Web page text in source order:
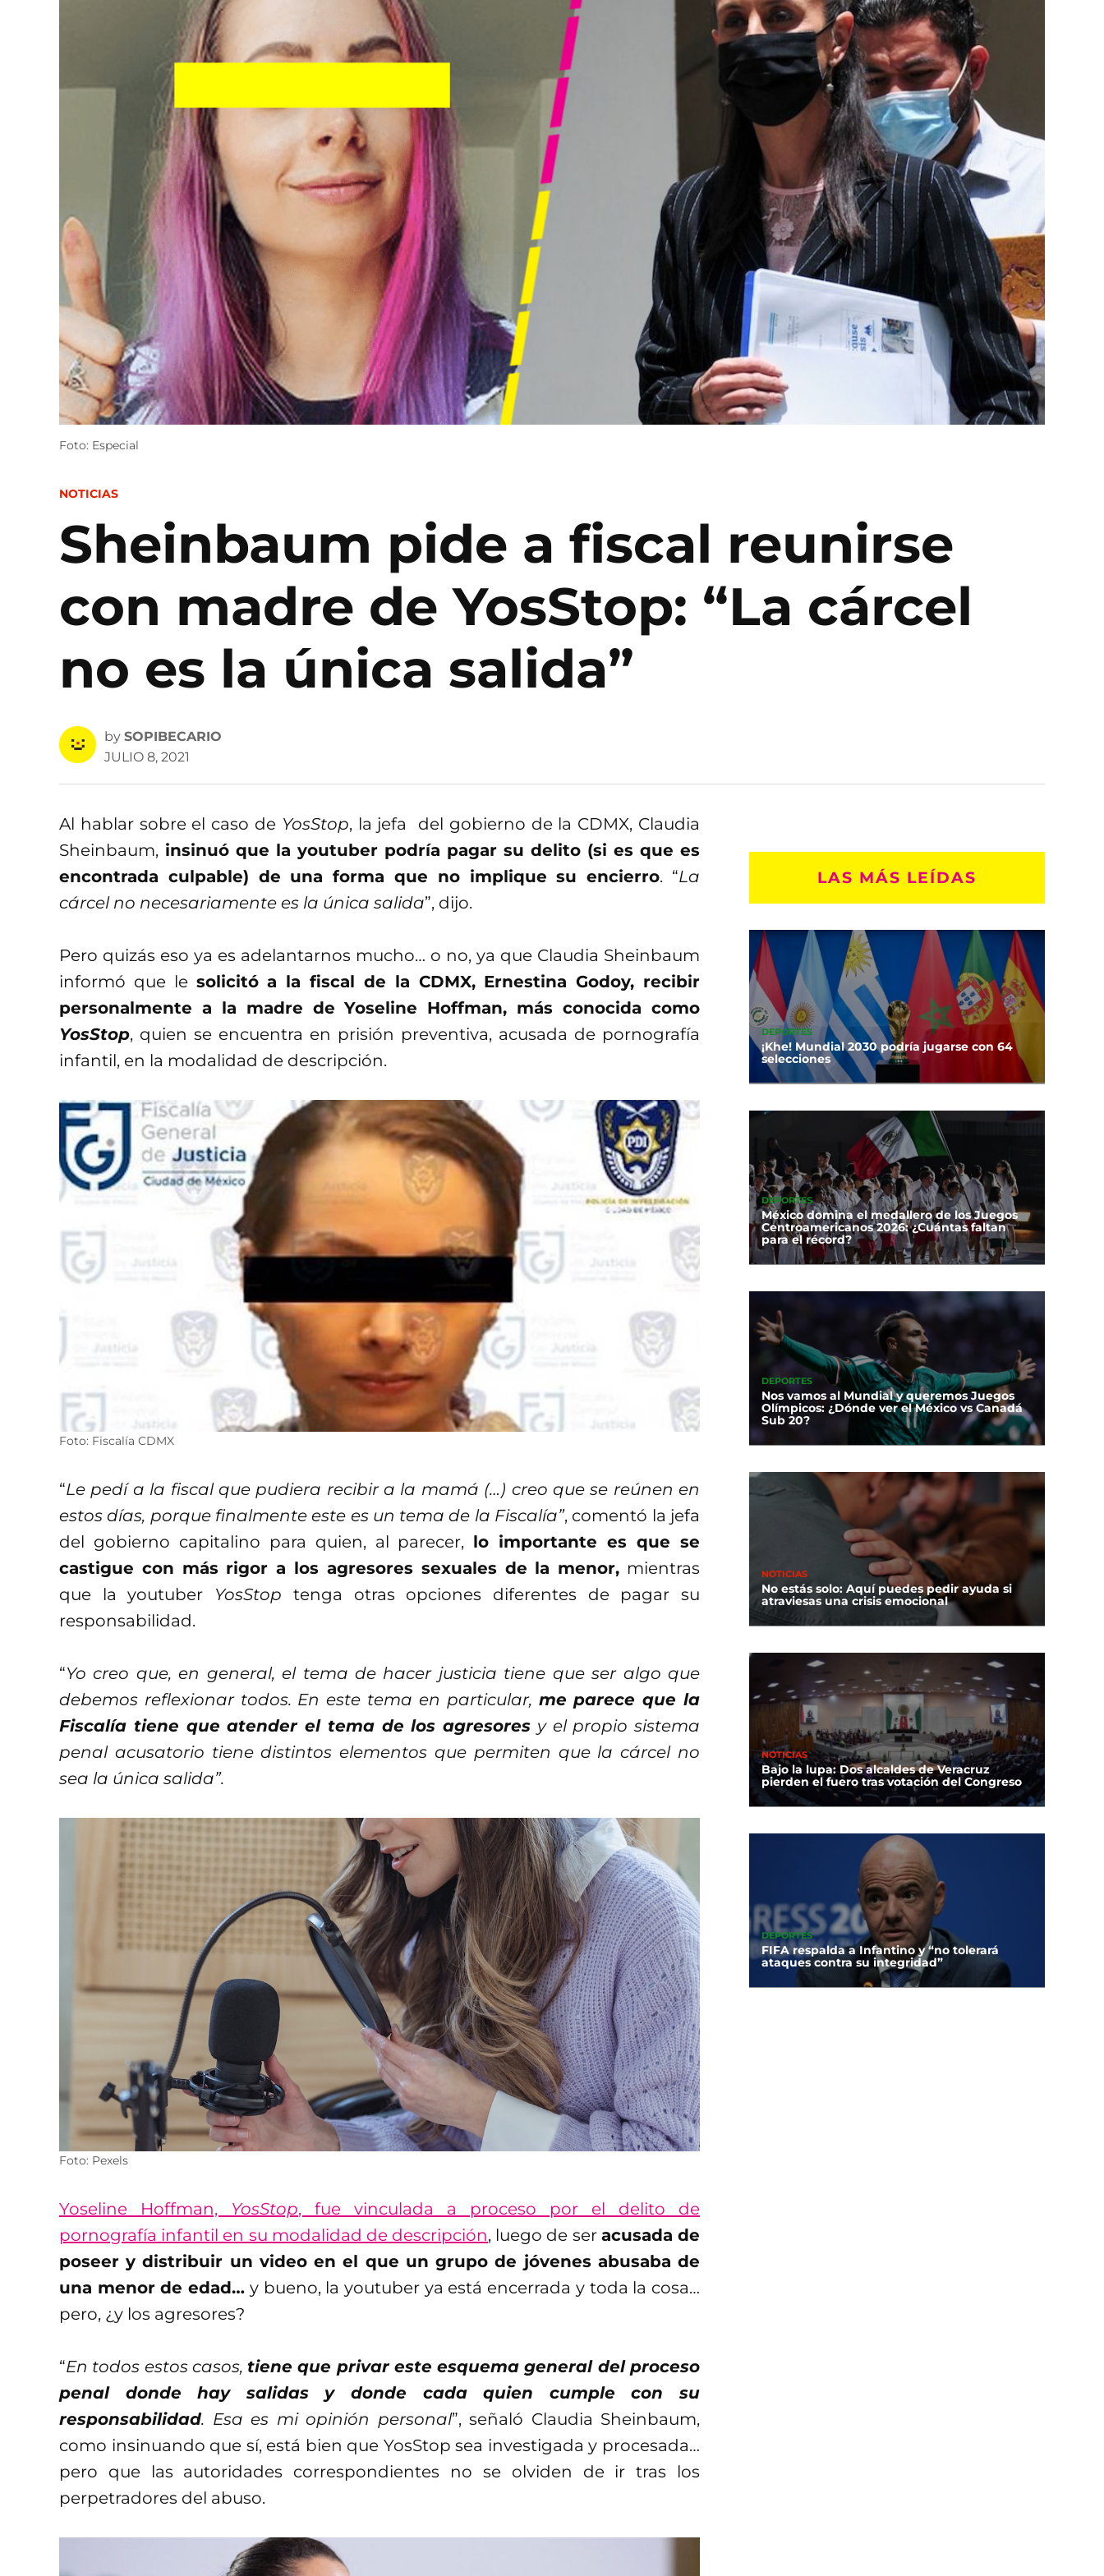
Foto: Especial
POSTED
NOTICIAS
Sheinbaum pide a fiscal reunirse
con madre de YosStop: “La cárcel
no es la única salida”
by SOPIBECARIO
JULIO 8, 2021
Al hablar sobre el caso de YosStop, la jefa del gobierno de la CDMX, Claudia
Sheinbaum, insinuó que la youtuber podría pagar su delito (si es que es
encontrada culpable) de una forma que no implique su encierro. “La
cárcel no necesariamente es la única salida”, dijo.
Pero quizás eso ya es adelantarnos mucho… o no, ya que Claudia Sheinbaum
informó que le solicitó a la fiscal de la CDMX, Ernestina Godoy, recibir
personalmente a la madre de Yoseline Hoffman, más conocida como
YosStop, quien se encuentra en prisión preventiva, acusada de pornografía
infantil, en la modalidad de descripción.
Foto: Fiscalía CDMX
“Le pedí a la fiscal que pudiera recibir a la mamá (…) creo que se reúnen en
estos días, porque finalmente este es un tema de la Fiscalía”, comentó la jefa
del gobierno capitalino para quien, al parecer, lo importante es que se
castigue con más rigor a los agresores sexuales de la menor, mientras
que la youtuber YosStop tenga otras opciones diferentes de pagar su
responsabilidad.
“Yo creo que, en general, el tema de hacer justicia tiene que ser algo que
debemos reflexionar todos. En este tema en particular, me parece que la
Fiscalía tiene que atender el tema de los agresores y el propio sistema
penal acusatorio tiene distintos elementos que permiten que la cárcel no
sea la única salida”.
Foto: Pexels
Yoseline Hoffman, YosStop, fue vinculada a proceso por el delito de
pornografía infantil en su modalidad de descripción, luego de ser acusada de
poseer y distribuir un video en el que un grupo de jóvenes abusaba de
una menor de edad… y bueno, la youtuber ya está encerrada y toda la cosa…
pero, ¿y los agresores?
“En todos estos casos,tiene que privar este esquema general del proceso
penal donde hay salidas y donde cada quien cumple con su
responsabilidad. Esa es mi opinión personal”, señaló Claudia Sheinbaum,
como insinuando que sí, está bien que YosStop sea investigada y procesada…
pero que las autoridades correspondientes no se olviden de ir tras los
perpetradores del abuso.
LAS MÁS LEÍDAS
DEPORTES
¡Khe! Mundial 2030 podría jugarse con 64
selecciones
DEPORTES
México domina el medallero de los Juegos
Centroamericanos 2026: ¿Cuántas faltan
para el récord?
DEPORTES
Nos vamos al Mundial y queremos Juegos
Olímpicos: ¿Dónde ver el México vs Canadá
Sub 20?
NOTICIAS
No estás solo: Aquí puedes pedir ayuda si
atraviesas una crisis emocional
NOTICIAS
Bajo la lupa: Dos alcaldes de Veracruz
pierden el fuero tras votación del Congreso
DEPORTES
FIFA respalda a Infantino y “no tolerará
ataques contra su integridad”